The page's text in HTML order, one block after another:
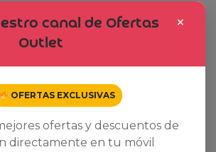
×
canal de Ofertas
Outlet
OFERTAS EXCLUSIVAS
ofertas y descuentos de
directamente en tu móvil